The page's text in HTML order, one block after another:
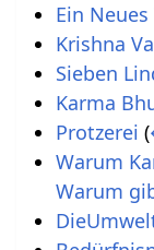
Ein
Krishna
Sieben
Karma
Protzerei (
Warum
Warum